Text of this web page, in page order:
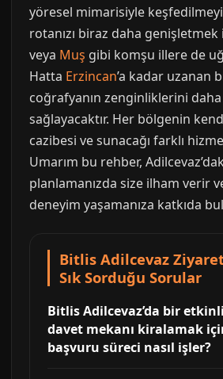
yöresel mimarisiyle
rotanızı biraz daha
veya Muş gibi komşu illere de
Hatta Erzincan’a kadar uzanan
coğrafyanın zenginliklerini daha
sağlayacaktır. Her bölgenin
cazibesi ve sunacağı farklı
Umarım bu rehber,
planlamanızda size ilham verir
deneyim yaşamanıza katkıda
Bitlis Adilcevaz
Sık Sorduğu Sorular
Bitlis Adilcevaz’da bir
davet mekanı kiralamak
başvuru süreci nasıl işler?